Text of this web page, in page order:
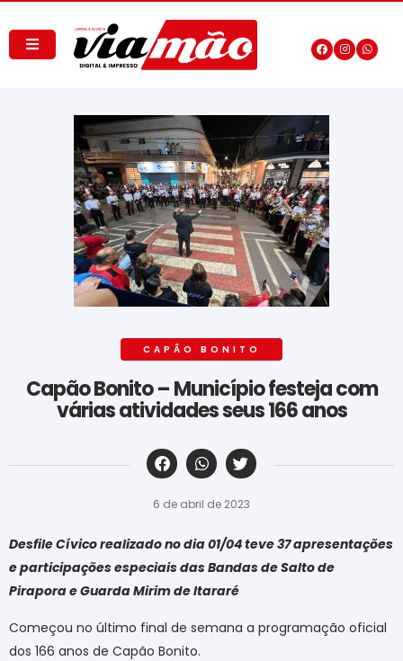
CAPÃO BONITO
Capão Bonito – Município festeja com
várias atividades seus 166 anos
‎ ‎ ‎ ‎ ‎ ‎ ‎ ‎ ‎ ‎ ‎ ‎ ‎ ‎ ‎ ‎ ‎ ‎ ‎ ‎ ‎ ‎ ‎ ‎ ‎ ‎ ‎ ‎ ‎ ‎ ‎
6 de abril de 2023
Desfile Cívico realizado no dia 01/04 teve 37 apresentações
e participações especiais das Bandas de Salto de
Pirapora e Guarda Mirim de Itararé
Começou no último final de semana a programação oficial
dos 166 anos de Capão Bonito.